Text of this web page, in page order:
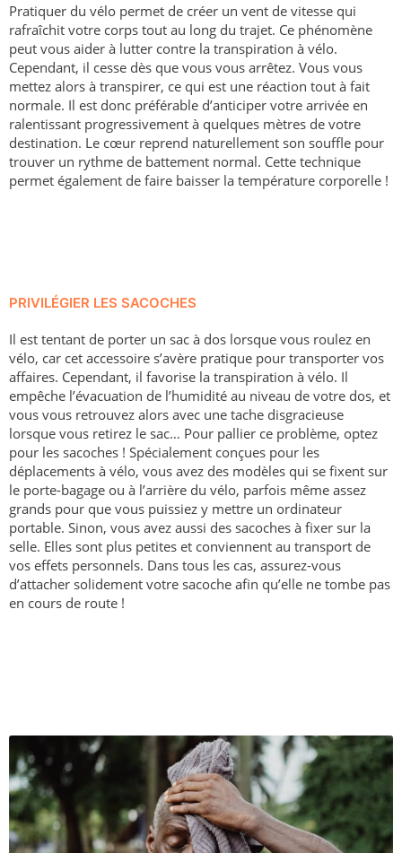
Pratiquer du vélo permet de créer un vent de vitesse qui
rafraîchit votre corps tout au long du trajet. Ce phénomène
peut vous aider à lutter contre la transpiration à vélo.
Cependant, il cesse dès que vous vous arrêtez. Vous vous
mettez alors à transpirer, ce qui est une réaction tout à fait
normale. Il est donc préférable d’anticiper votre arrivée en
ralentissant progressivement à quelques mètres de votre
destination. Le cœur reprend naturellement son souffle pour
trouver un rythme de battement normal. Cette technique
permet également de faire baisser la température corporelle !
PRIVILÉGIER LES SACOCHES
Il est tentant de porter un sac à dos lorsque vous roulez en
vélo, car cet accessoire s’avère pratique pour transporter vos
affaires. Cependant, il favorise la transpiration à vélo. Il
empêche l’évacuation de l’humidité au niveau de votre dos, et
vous vous retrouvez alors avec une tache disgracieuse
lorsque vous retirez le sac… Pour pallier ce problème, optez
pour les sacoches ! Spécialement conçues pour les
déplacements à vélo, vous avez des modèles qui se fixent sur
le porte-bagage ou à l’arrière du vélo, parfois même assez
grands pour que vous puissiez y mettre un ordinateur
portable. Sinon, vous avez aussi des sacoches à fixer sur la
selle. Elles sont plus petites et conviennent au transport de
vos effets personnels. Dans tous les cas, assurez-vous
d’attacher solidement votre sacoche afin qu’elle ne tombe pas
en cours de route !